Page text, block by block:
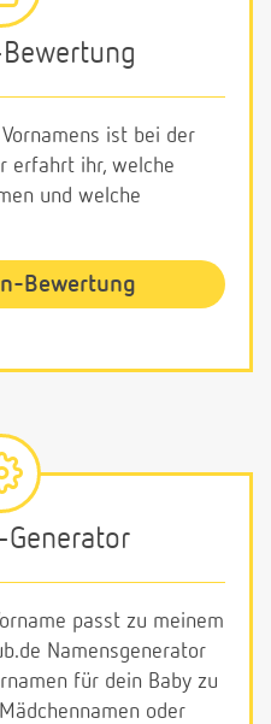
ist bei der
erfahrt ihr, welche
und welche
Bewertung
passt zu meinem
Namensgenerator
für dein Baby zu
oder